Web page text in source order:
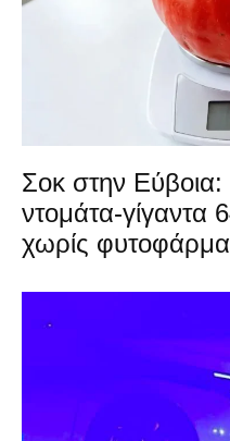
Σοκ στην
ντομάτα-γίγαντα
χωρίς